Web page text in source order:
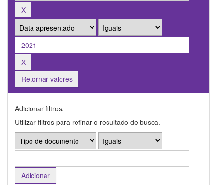
Retornar valores
Adicionar filtros:
Utilizar filtros para refinar o resultado de busca.